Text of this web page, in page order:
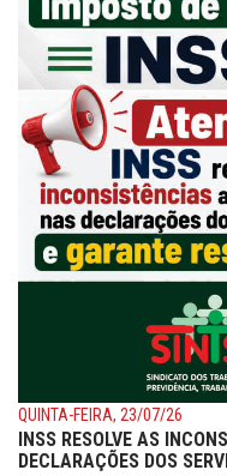
QUINTA-FEIRA, 23/07/26
INSS RESOLVE AS
DECLARAÇÕES DOS